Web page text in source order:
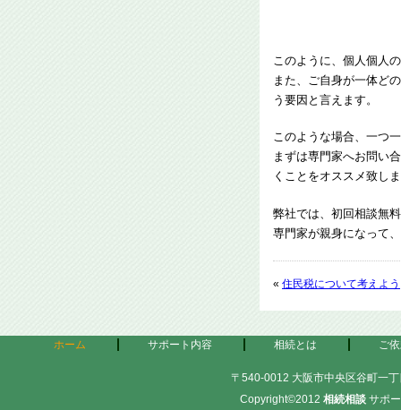
このように、個人個人
また、ご自身が一体ど
う要因と言えます。
このような場合、一つ
まずは専門家へお問い
くことをオススメ致し
弊社では、初回相談無
専門家が親身になって
« 住民税について考えよう
ホーム サポート内容 相続とは ご
〒540-0012 大阪市中央区谷町一
Copyright©2012 相続相談 サポ